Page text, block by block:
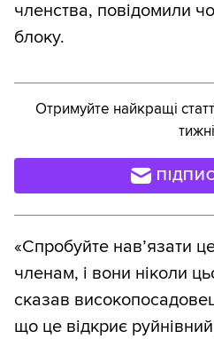
членства, повідомили
блоку.
Отримуйте найкращі
«Спробуйте нав’язати
членам, і вони ніколи
сказав
що це відкриє